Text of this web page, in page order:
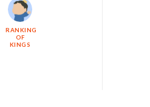
RANKING
OF
KINGS